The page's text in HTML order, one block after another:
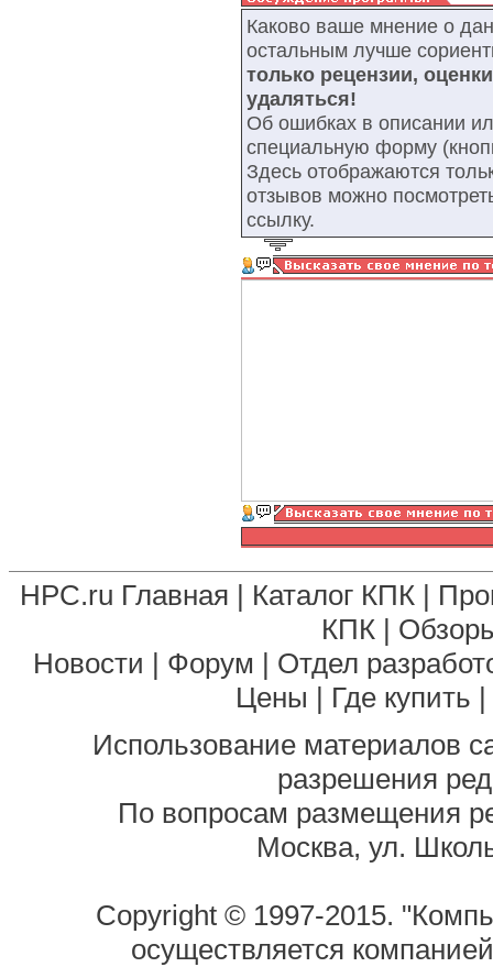
Каково ваше мнение о
остальным лучше
только рецензии,
удаляться!
Об ошибках в описании
специальную форму
Здесь отображаются
отзывов можно
ссылку.
HPC.ru Главная | Каталог КПК |
КПК |
Новости | Форум | Отдел
Цены | Где купить |
Использование материалов
разрешения
По вопросам размещения
Москва, ул.
Copyright © 1997-2015.
осуществляется